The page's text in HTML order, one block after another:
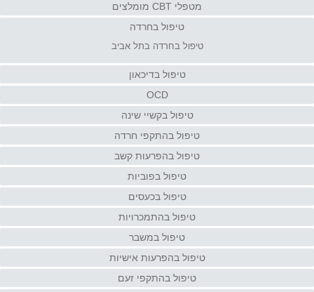
מטפלי CBT מומלצים
טיפול בחרדה
טיפול בחרדה בתל אביב
טיפול בדיכאון
OCD
טיפול בקשיי שינה
טיפול בהתקפי חרדה
טיפול בהפרעות קשב
טיפול בפוביות
טיפול בכעסים
טיפול בהתמכרויות
טיפול במשבר
טיפול בהפרעות אישיות
טיפול בהתקפי זעם